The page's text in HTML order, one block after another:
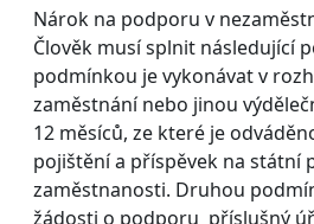
Nárok na podporu v
Člověk musí splnit následující
podmínkou je vykonávat v
zaměstnání nebo jinou
12 měsíců, ze které je
pojištění a příspěvek na státní
zaměstnanosti. Druhou
žádosti o podporu příslušný